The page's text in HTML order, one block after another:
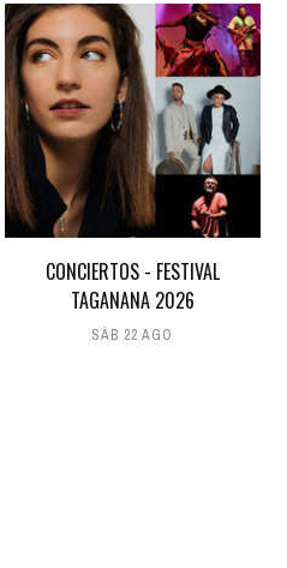
CONCIERTOS - FESTIVAL
TAGANANA 2026
SÁB 22 AGO